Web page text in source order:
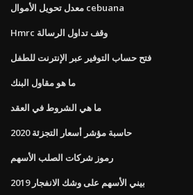
معدل تحويل الأموال cebuana
Hmrc وقف تداول الرسالة
فتح حساب التوفير عبر الإنترنت للطفل
ما هو مقاول البنك
ما هي الشروط في العقد
حاسبة مؤشر أسعار التجزئة 2020
رموز شركات الصلب الأسهم
بيني الأسهم على وشك الانفجار 2019